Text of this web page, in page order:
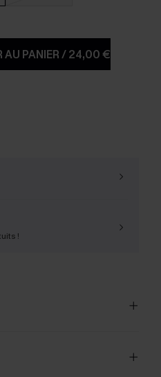
AU PANIER/24,00 €
!